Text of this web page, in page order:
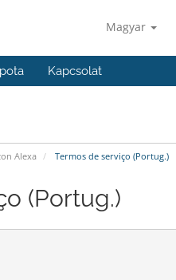
Magyar
Kapcsolat
Alexa Termos de serviço (Portug.)
(Portug.)